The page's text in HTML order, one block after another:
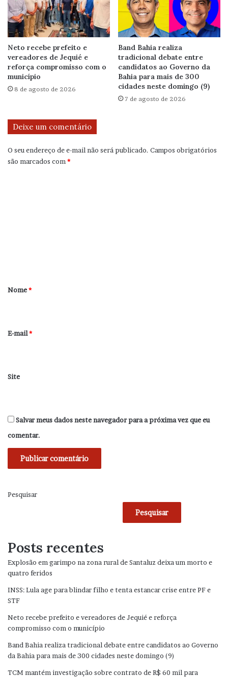
Neto recebe prefeito e
vereadores de Jequié e
reforça compromisso com o
município
8 de agosto de 2026
Band Bahia realiza
tradicional debate entre
candidatos ao Governo da
Bahia para mais de 300
cidades neste domingo (9)
7 de agosto de 2026
Deixe um comentário
O seu endereço de e-mail não será publicado. Campos obrigatórios
são marcados com *
r
*
Nome*
E-mail*
Site
Salvar meus dados neste navegador para a próxima vez que eu
comentar.
Pesquisar
Pesquisar
Posts recentes
Explosão em garimpo na zona rural de Santaluz deixa um morto e
quatro feridos
INSS: Lula age para blindar filho e tenta estancar crise entre PF e
STF
Neto recebe prefeito e vereadores de Jequié e reforça
compromisso com o município
Band Bahia realiza tradicional debate entre candidatos ao Governo
da Bahia para mais de 300 cidades neste domingo (9)
TCM mantém investigação sobre contrato de R$ 60 mil para